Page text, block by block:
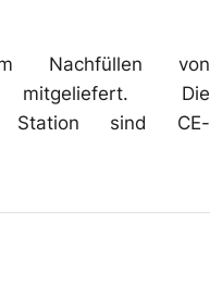
Nachfüllen von
mitgeliefert. Die
Station sind CE-